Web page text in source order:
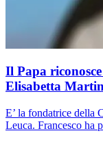
Il Papa
Elisabetta
E’ la fondatrice della
Leuca. Francesco ha